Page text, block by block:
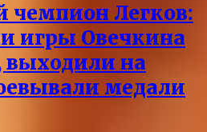
Легков:
игры Овечкина
выходили на
медали